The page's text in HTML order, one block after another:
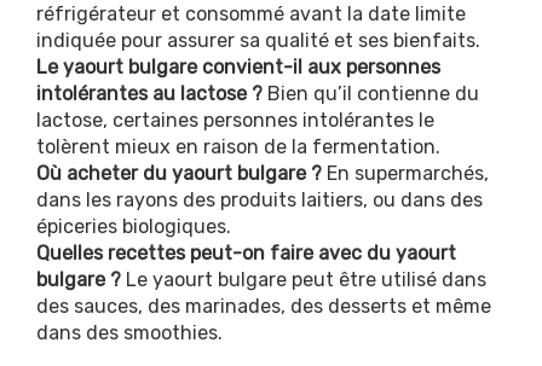
réfrigérateur et consommé avant la date limite
indiquée pour assurer sa qualité et ses bienfaits.
Le yaourt bulgare convient-il aux personnes
intolérantes au lactose ? Bien qu’il contienne du
lactose, certaines personnes intolérantes le
tolèrent mieux en raison de la fermentation.
Où acheter du yaourt bulgare ? En supermarchés,
dans les rayons des produits laitiers, ou dans des
épiceries biologiques.
Quelles recettes peut-on faire avec du yaourt
bulgare ? Le yaourt bulgare peut être utilisé dans
des sauces, des marinades, des desserts et même
dans des smoothies.